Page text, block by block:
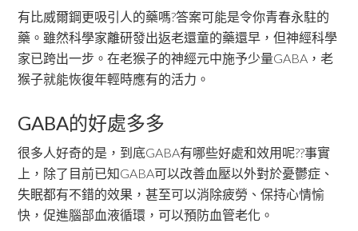
有比威爾鋼更吸引人的藥嗎?答案可能是令你青春永駐的
藥。雖然科學家離研發出返老還童的藥還早，但神經科學
家已跨出一步。在老猴子的神經元中施予少量GABA，老
猴子就能恢復年輕時應有的活力。
GABA的好處多多
很多人好奇的是，到底GABA有哪些好處和效用呢??事實
上，除了目前已知GABA可以改善血壓以外對於憂鬱症、
失眠都有不錯的效果，甚至可以消除疲勞、保持心情愉
快，促進腦部血液循環，可以預防血管老化。